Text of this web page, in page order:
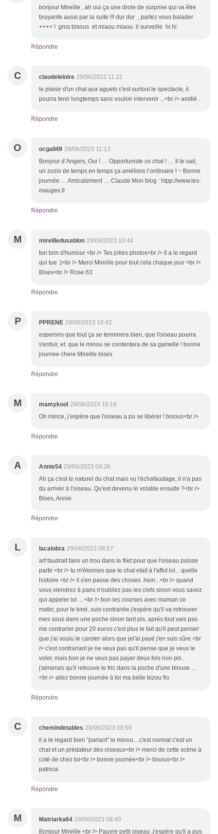
bonjour Mireille , ah oui ça une drole de surprise qui va être
bruyante aussi par la suite !!! dur dur , partez vous balader
++++ ! gros bisous et miaou miaou il surveille hi hi
Répondre
C claudeleloire 29/06/2023 11:22
le plaisir d'un chat aux aguets c'est surtout le spectacle, il
pourra tenir longtemps sans vouloir intervenir ...<br /> amitié .
Répondre
O ocgall49 29/06/2023 11:13
Bonjour d’Angers, Oui ! … Opportuniste ce chat ! … Il le sait,
un zozio de temps en temps ça améliore l’ordinaire ! ~ Bonne
journée … Amicalement … Claude Mon blog : htpp://www.les-
mauges.fr
Répondre
M mireilledusablon 29/06/2023 10:44
ton brin d'humour <br /> Tes jolies photos<br /> Il a le regard
qui tue :)<br /> Merci Mireille pour tout cela chaque jour <br />
Bises<br /> Rose 63
Répondre
P PPRENE 29/06/2023 10:42
esperons que tout ça se terminera bien, que l'oiseau pourra
s'enfuir, et que le minou se contentera de sa gamelle ! bonne
journee chere Mireille bises
Répondre
M mamykool 29/06/2023 10:18
Oh mince, j’espère que l'oiseau a pu se libérer ! bisous<br />
Répondre
A Annie54 29/06/2023 09:26
Ah ça c'est le naturel du chat mais vu l'échafaudage, il n'a pas
du arriver à l'oiseau. Qu'est devenu le volatile ensuite ?<br />
Bises, Annie
Répondre
L lacalobra 29/06/2023 08:57
arf faudrait faire un trou dans le filet pour que l'oiseau puisse
partir <br /> tu m'étonnes que le chat etait à l'affut lol... quelle
histoire <br /> il s'en passe des choses .hein.. <br /> quand
vous viendrez à paris n'oubliez pas les clefs sinon vous savez
qui appeler lol ... <br /> bon les courses avec maman ce
matin, pour le kiné, suis contrariée j'espère qu'il va retrouver
mes sous dans une poche sinon tant pis, après tout vais pas
me contrarier pour 20 euros c'est plus le fait qu'il peut penser
que j'ai voulu le caroter alors que jel'ai payé j'en suis sûre.<br
/> c'est contrariant je ne veux pas qu'il pense que je veux le
voler, mais bon je ne veux pas payer deux fois non pls ,
j'aimerais qu'il retrouve le fric dans la poche d'une blouse ...
<br /> allez bonne journée à toi ma belle bizou flo
Répondre
C chemindetables 29/06/2023 08:56
il a le regard bien "parlant" le minou....c'est normal c'est un
chat et un prédateur des oiseaux<br /> merci de cette scène à
coté de chez toi<br /> bonne journée<br /> bisous<br />
patricia
Répondre
M Matriarka64 29/06/2023 08:40
Bonjour Mireille <br /> Pauvre petit oiseau ,j'espère qu'il a pus